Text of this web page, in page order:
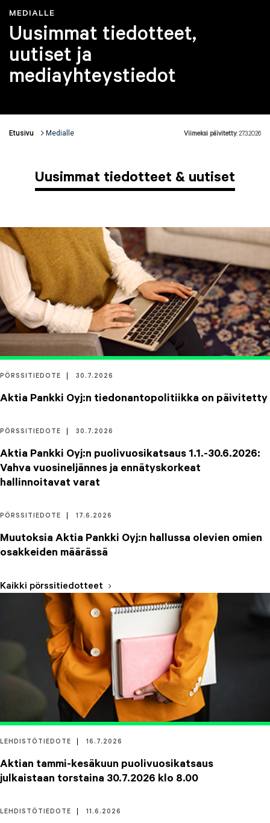
MEDIALLE
Uusimmat tiedotteet,
uutiset ja
mediayhteystiedot
Etusivu Medialle Viimeksi päivitetty:27.3.2026
Uusimmat tiedotteet & uutiset
PÖRSSITIEDOTE 30.7.2026
Aktia Pankki Oyj:n tiedonantopolitiikka on päivitetty
PÖRSSITIEDOTE 30.7.2026
Aktia Pankki Oyj:n puolivuosikatsaus 1.1.-30.6.2026:
Vahva vuosineljännes ja ennätyskorkeat
hallinnoitavat varat
PÖRSSITIEDOTE 17.6.2026
Muutoksia Aktia Pankki Oyj:n hallussa olevien omien
osakkeiden määrässä
Kaikki pörssitiedotteet
LEHDISTÖTIEDOTE 16.7.2026
Aktian tammi-kesäkuun puolivuosikatsaus
julkaistaan torstaina 30.7.2026 klo 8.00
LEHDISTÖTIEDOTE 11.6.2026